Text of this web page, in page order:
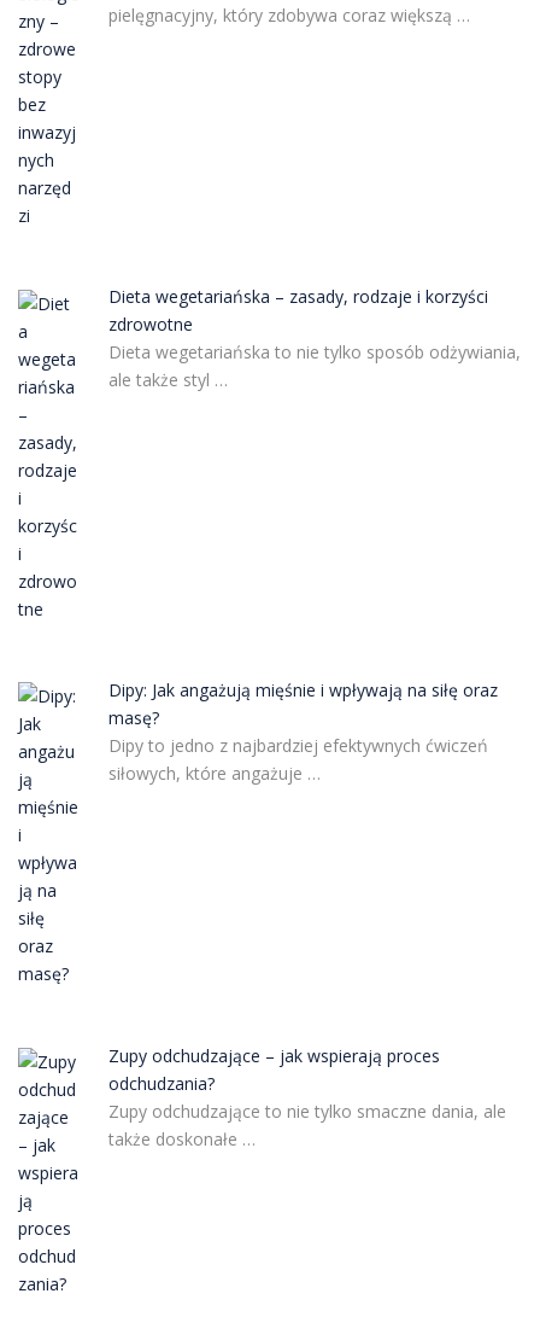
pielęgnacyjny, który zdobywa coraz większą …
Dieta wegetariańska – zasady, rodzaje i korzyści
zdrowotne
Dieta wegetariańska to nie tylko sposób odżywiania,
ale także styl …
Dipy: Jak angażują mięśnie i wpływają na siłę oraz
masę?
Dipy to jedno z najbardziej efektywnych ćwiczeń
siłowych, które angażuje …
Zupy odchudzające – jak wspierają proces
odchudzania?
Zupy odchudzające to nie tylko smaczne dania, ale
także doskonałe …